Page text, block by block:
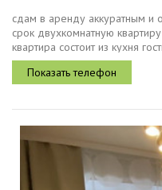
сдaм в apeнду аккуратным и
срок двухкомнатную
квартира состоит из кухня
кладовка гардеробная и
комната,...